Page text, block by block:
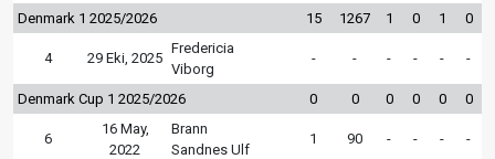
Denmark 1 2025/2026 15 1267 1 0 1 0
4 29 Eki, 2025
Fredericia
Viborg
- - - - - -
Denmark Cup 1 2025/2026 0 0 0 0 0 0
6
16 May,
2022
Brann
Sandnes Ulf
1 90 - - - -